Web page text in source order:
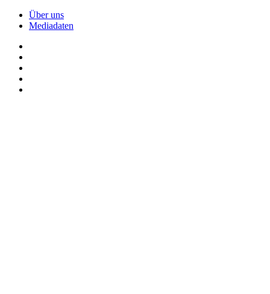
Über uns
Mediadaten